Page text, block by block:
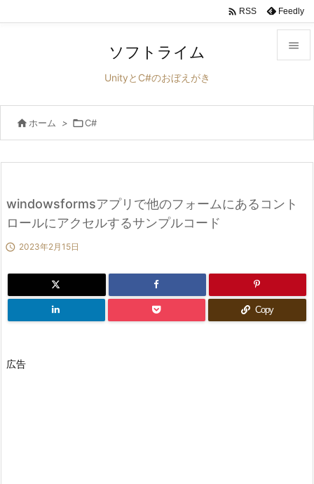


前へ
 RSS Feedly
ソフトライム
UnityとC#のおぼえがき
 ホーム > C#
windowsformsアプリで他のフォームにあるコント
ロールにアクセルするサンプルコード
 2023年2月15日
Copy
広告